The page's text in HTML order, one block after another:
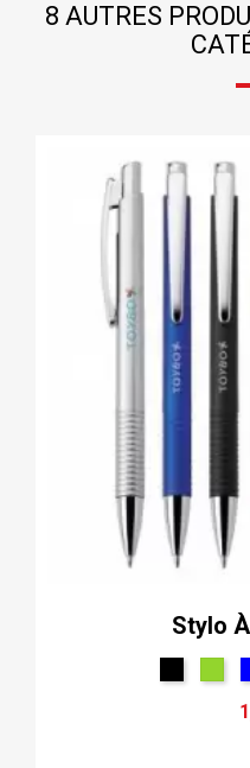
8 AUTRES
Stylo